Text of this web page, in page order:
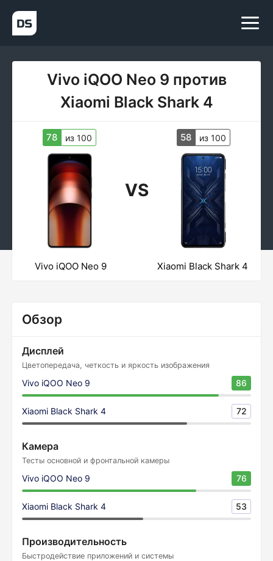
Vivo iQOO Neo 9 против
Xiaomi Black Shark 4
78 из 100
VS
58 из 100
Vivo iQOO Neo 9 Xiaomi Black Shark 4
Обзор
Дисплей
Цветопередача, четкость и яркость изображения
Vivo iQOO Neo 9 86
Xiaomi Black Shark 4 72
Камера
Тесты основной и фронтальной камеры
Vivo iQOO Neo 9 76
Xiaomi Black Shark 4 53
Производительность
Быстродействие приложений и системы